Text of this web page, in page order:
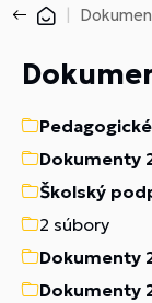
Dokumenty
Školský
2 súbory
Dokumenty
Dokumenty